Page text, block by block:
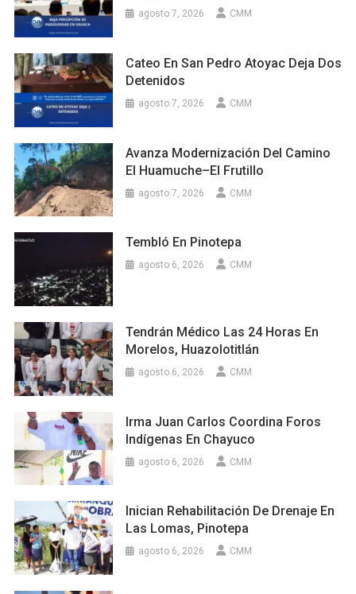
agosto 7, 2026 CMM
Cateo En San Pedro Atoyac Deja Dos
Detenidos
agosto 7, 2026 CMM
Avanza Modernización Del Camino
El Huamuche–El Frutillo
agosto 7, 2026 CMM
Tembló En Pinotepa
agosto 6, 2026 CMM
Tendrán Médico Las 24 Horas En
Morelos, Huazolotitlán
agosto 6, 2026 CMM
Irma Juan Carlos Coordina Foros
Indígenas En Chayuco
agosto 6, 2026 CMM
Inician Rehabilitación De Drenaje En
Las Lomas, Pinotepa
agosto 6, 2026 CMM